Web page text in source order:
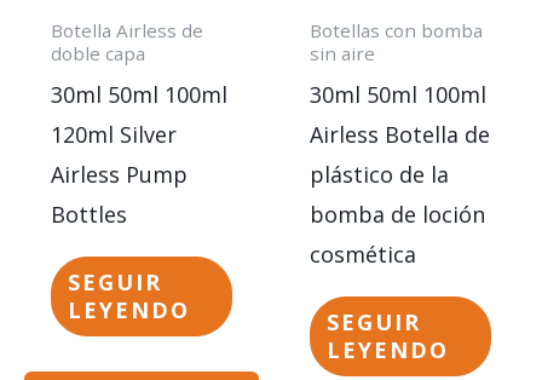
Botella Airless de
doble capa
30ml 50ml 100ml
120ml Silver
Airless Pump
Bottles
SEGUIR
LEYENDO
Botellas con bomba
sin aire
30ml 50ml 100ml
Airless Botella de
plástico de la
bomba de loción
cosmética
SEGUIR
LEYENDO